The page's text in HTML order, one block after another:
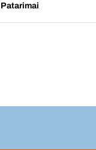
Patarimai